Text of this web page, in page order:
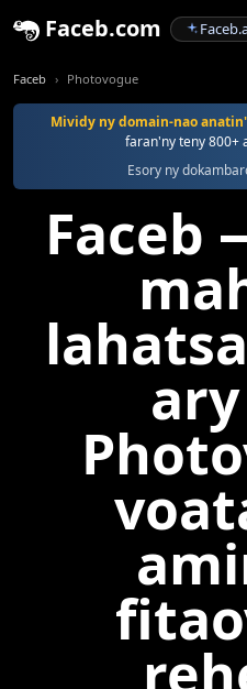
Faceb.com
Faceb Photovogue
Mividy ny domain-nao
faran'ny teny 800+
Esory ny
Faceb